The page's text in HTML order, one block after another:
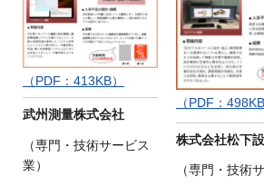
（PDF：413KB）
武州測量株式会社
（専門・技術サービス
業）
（PDF：498KB
株式会社松下
（専門・技術